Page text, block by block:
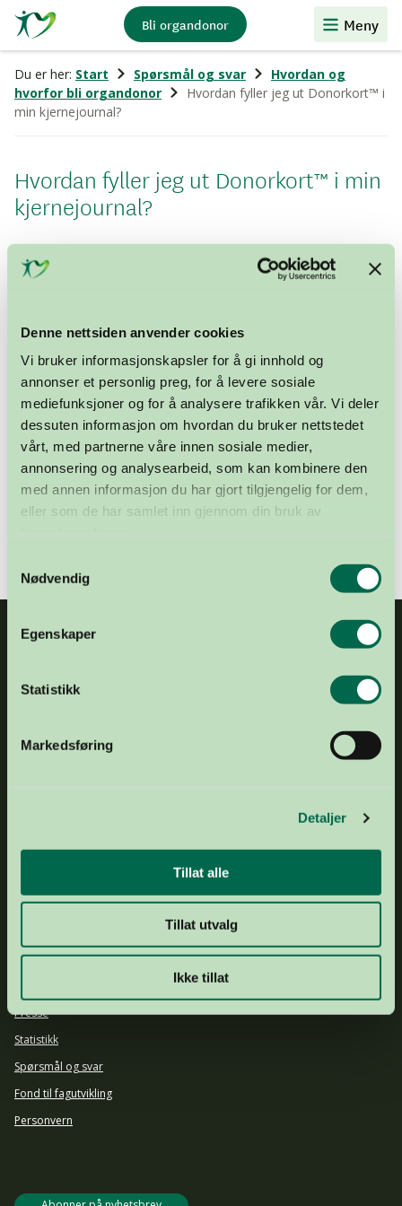
Denne nettsiden anvender cookies
Vi bruker informasjonskapsler for å gi innhold og
annonser et personlig preg, for å levere sosiale
mediefunksjoner og for å analysere trafikken vår. Vi deler
dessuten informasjon om hvordan du bruker nettstedet
vårt, med partnerne våre innen sosiale medier,
annonsering og analysearbeid, som kan kombinere den
med annen informasjon du har gjort tilgjengelig for dem,
eller som de har samlet inn gjennom din bruk av
Nødvendig
Egenskaper
Statistikk
Markedsføring
Detaljer
Tillat alle
Tillat utvalg
Ikke tillat
Stiftelsen
Organdonasjon
Bli organdonor Meny
Du er her: Start Spørsmål og svar
Hvordan og
hvorfor bli organdonor
Hvordan fyller jeg ut Donorkort™ i
min kjernejournal?
Hvordan fyller jeg ut Donorkort™ i min
kjernejournal?
For å fylle ut Donorkort™ i din kjernejournal må du ha
fylt 16 år, og ha en elektronisk id til pålogging. Når du
Huk av for å opprette Donorkort™, og bekreft.
Kortet er opprettet.
Før opp to pårørende ved å klikke «Legg til
pårørende».Du bør sende disse en melding, eller
informere dem muntlig om ditt standpunkt.
Fyll ut Donorkort™ i kjernejournalen her
DRIFTSKONTO 1644 25 92903
Om oss
Årsrapport 2024
Presse
Statistikk
Spørsmål og svar
Fond til fagutvikling
Personvern